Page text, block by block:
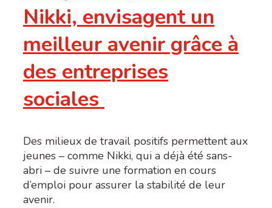
Nikki, envisagent un
meilleur avenir grâce à
des entreprises
sociales
Des milieux de travail positifs permettent aux
jeunes – comme Nikki, qui a déjà été sans-
abri – de suivre une formation en cours
d’emploi pour assurer la stabilité de leur
avenir.